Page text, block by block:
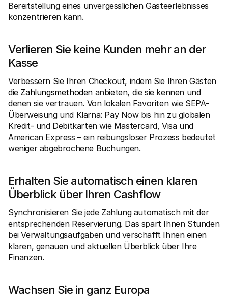
Bereitstellung eines unvergesslichen Gästeerlebnisses
konzentrieren kann.
Verlieren Sie keine Kunden mehr an der
Kasse
Verbessern Sie Ihren Checkout, indem Sie Ihren Gästen
die Zahlungsmethoden anbieten, die sie kennen und
denen sie vertrauen. Von lokalen Favoriten wie SEPA-
Überweisung und Klarna: Pay Now bis hin zu globalen
Kredit- und Debitkarten wie Mastercard, Visa und
American Express – ein reibungsloser Prozess bedeutet
weniger abgebrochene Buchungen.
Erhalten Sie automatisch einen klaren
Überblick über Ihren Cashflow
Synchronisieren Sie jede Zahlung automatisch mit der
entsprechenden Reservierung. Das spart Ihnen Stunden
bei Verwaltungsaufgaben und verschafft Ihnen einen
klaren, genauen und aktuellen Überblick über Ihre
Finanzen.
Wachsen Sie in ganz Europa